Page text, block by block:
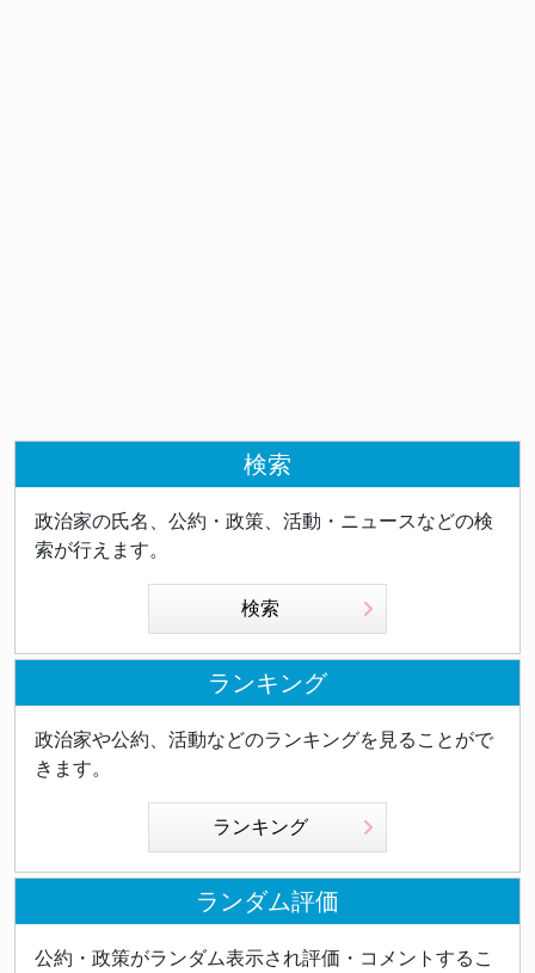
検索
政治家の氏名、公約・政策、活動・ニュースなどの検
索が行えます。
検索
ランキング
政治家や公約、活動などのランキングを見ることがで
きます。
ランキング
ランダム評価
公約・政策がランダム表示され評価・コメントするこ